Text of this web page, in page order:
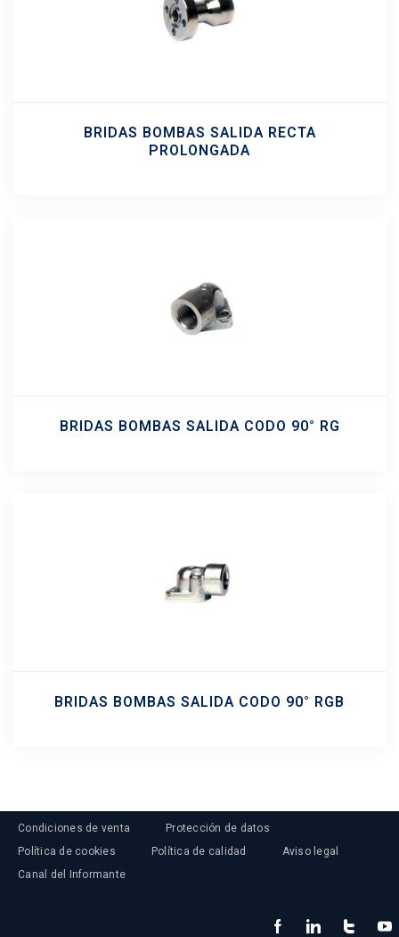
BRIDAS BOMBAS SALIDA RECTA
PROLONGADA
BRIDAS BOMBAS SALIDA CODO 90° RG
BRIDAS BOMBAS SALIDA CODO 90° RGB
Condiciones de venta
Protección de datos
Política de cookies
Política de calidad
Aviso legal
Canal del Informante